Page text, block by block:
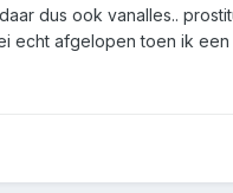
dus ook vanalles..
echt afgelopen toen ik